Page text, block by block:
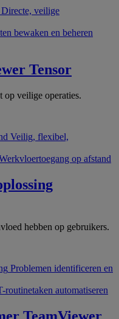
Directe, veilige
bewaken en beheren
Tensor
op veilige operaties.
Veilig, flexibel,
op afstand
hebben op gebruikers.
Problemen identificeren en
routinetaken automatiseren
TeamViewer